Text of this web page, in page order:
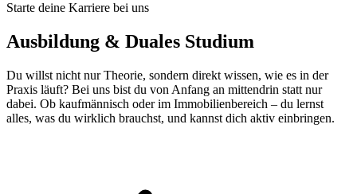
Starte deine Karriere bei uns
Ausbildung & Duales Studium
Du willst nicht nur Theorie, sondern direkt wissen, wie es in der
Praxis läuft? Bei uns bist du von Anfang an mittendrin statt nur
dabei. Ob kaufmännisch oder im Immobilienbereich – du lernst
alles, was du wirklich brauchst, und kannst dich aktiv einbringen.